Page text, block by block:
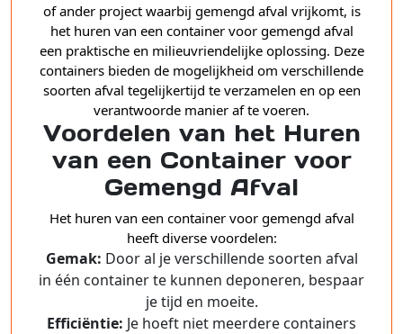
of ander project waarbij gemengd afval vrijkomt, is
het huren van een container voor gemengd afval
een praktische en milieuvriendelijke oplossing. Deze
containers bieden de mogelijkheid om verschillende
soorten afval tegelijkertijd te verzamelen en op een
verantwoorde manier af te voeren.
Voordelen van het Huren
van een Container voor
Gemengd Afval
Het huren van een container voor gemengd afval
heeft diverse voordelen:
Gemak: Door al je verschillende soorten afval
in één container te kunnen deponeren, bespaar
je tijd en moeite.
Efficiëntie: Je hoeft niet meerdere containers